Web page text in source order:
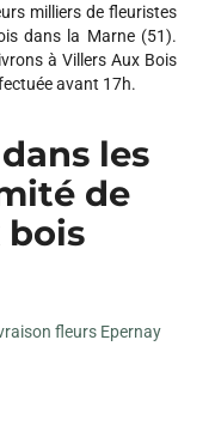
milliers de fleuristes
dans la Marne (51).
à Villers Aux Bois
avant 17h.
les
de
bois
fleurs Epernay